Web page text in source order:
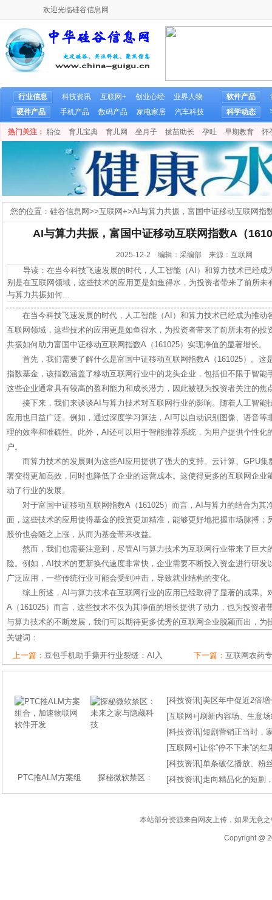
欢迎光临硅谷信息网
行业信息 科技资讯 互联网+ 创业心经
业界人物
硬件产品
手机产品 数码产品 家电家居 汽车科技
软件产品
科学动态
热门关注： 胎位 育儿宝典 育儿网 坐月子 拔苗助长 孕吐 早期教育 怀
您的位置： 硅谷信息网>>互联网+>AI与算力共振，富国中证移动互联网指
AI与算力共振，富国中证移动互联网指数A（
2025-12-2 编辑：采编部 来源：互联网
导读：在当今科技飞速发展的时代，人工智能（AI）和算力技术已经成
别是在互联网领域，这些技术的应用更是如鱼得水，为投资者带来了前所
与算力共振如何...
在当今科技飞速发展的时代，人工智能（AI）和算力技术已经成为推动
互联网领域，这些技术的应用更是如鱼得水，为投资者带来了前所未有的投
共振如何助力富国中证移动互联网指数A（161025）实现净值的显著增长。
首先，我们需要了解什么是富国中证移动互联网指数A（161025）。这
指数基金，该指数涵盖了移动互联网行业中的龙头企业，包括但不限于智能
这些企业通常具有较高的盈利能力和成长潜力，因此被视为投资者关注的焦
接下来，我们来谈谈AI与算力技术对互联网行业的影响。随着人工智能
应用也日益广泛。例如，通过深度学习算法，AI可以自动识别图像、语音等
理的效率和准确性。此外，AI还可以用于智能推荐系统，为用户提供个性化
户。
而算力技术的发展则为这些AI应用提供了强大的支持。云计算、GPU
署变得更加高效，同时也降低了企业的运营成本。这使得更多的互联网企业
动了行业的发展。
对于富国中证移动互联网指数A（161025）而言，AI与算力的结合为其
面，这些技术的应用使得基金的投资更加精准，能够更好地把握市场脉搏；
股价也会随之上涨，从而为基金带来收益。
然而，我们也需要注意到，尽管AI与算力技术为互联网行业带来了巨大
险。例如，AI技术的更新换代速度非常快，企业需要不断投入资金进行研发
广泛应用，一些传统行业可能会受到冲击，导致就业结构的变化。
综上所述，AI与算力技术在互联网行业的应用已经取得了显著的成果。
A（161025）而言，这些技术不仅为其净值的增长提供了动力，也为投资者
与算力技术的不断发展，我们可以期待更多优秀的互联网企业脱颖而出，为
关键词：
上一篇： 豆包手机助手撕开行业裂缝：AI入 下一篇： 互联网农药
PTC推ALM方案组 探秘微软禁区：
[科技资讯] 美区年中促近2倍
[互联网+] 刷新内容场、生意
[科技资讯]短剧营销正当时，
[互联网+]让你“停不下来”的
[科技资讯]单条破亿播放、粉
[科技资讯] 走向精品化的短剧
本站部分资源来自网友上传，如果无意
Copyright @